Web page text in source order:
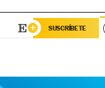
SUSCRÍBETE